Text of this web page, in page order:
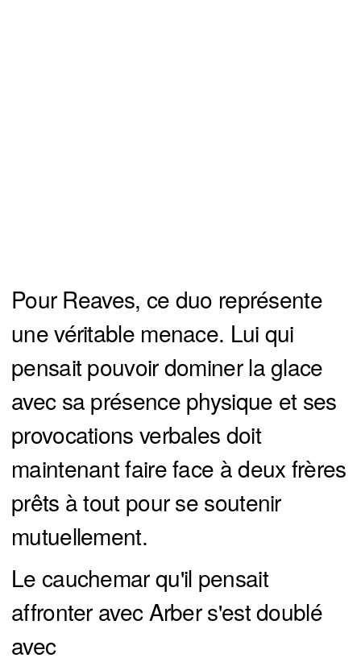
Pour Reaves, ce duo représente
une véritable menace. Lui qui
pensait pouvoir dominer la glace
avec sa présence physique et ses
provocations verbales doit
maintenant faire face à deux frères
prêts à tout pour se soutenir
mutuellement.
Le cauchemar qu'il pensait
affronter avec Arber s'est doublé
avec Florian, qui est tout aussi